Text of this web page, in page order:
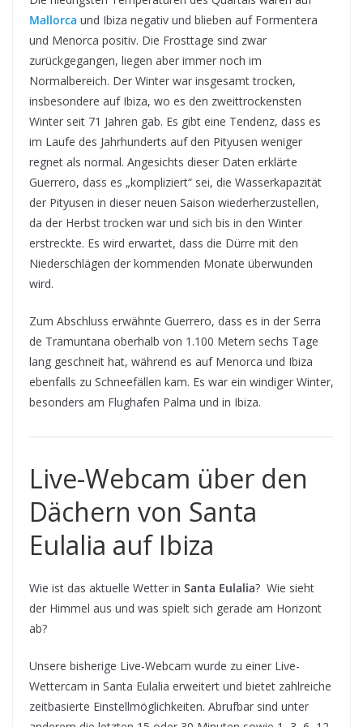
Mallorca und Ibiza negativ und blieben auf Formentera
und Menorca positiv. Die Frosttage sind zwar
zurückgegangen, liegen aber immer noch im
Normalbereich. Der Winter war insgesamt trocken,
insbesondere auf Ibiza, wo es den zweittrockensten
Winter seit 71 Jahren gab. Es gibt eine Tendenz, dass es
im Laufe des Jahrhunderts auf den Pityusen weniger
regnet als normal. Angesichts dieser Daten erklärte
Guerrero, dass es „kompliziert“ sei, die Wasserkapazität
der Pityusen in dieser neuen Saison wiederherzustellen,
da der Herbst trocken war und sich bis in den Winter
erstreckte. Es wird erwartet, dass die Dürre mit den
Niederschlägen der kommenden Monate überwunden
wird.
Zum Abschluss erwähnte Guerrero, dass es in der Serra
de Tramuntana oberhalb von 1.100 Metern sechs Tage
lang geschneit hat, während es auf Menorca und Ibiza
ebenfalls zu Schneefällen kam. Es war ein windiger Winter,
besonders am Flughafen Palma und in Ibiza.
Live-Webcam über den
Dächern von Santa
Eulalia auf Ibiza
Wie ist das aktuelle Wetter in Santa Eulalia? Wie sieht
der Himmel aus und was spielt sich gerade am Horizont
ab?
Unsere bisherige Live-Webcam wurde zu einer Live-
Wettercam in Santa Eulalia erweitert und bietet zahlreiche
zeitbasierte Einstellmöglichkeiten. Abrufbar sind unter